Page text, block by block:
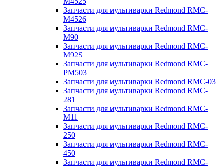
Запчасти для мультиварки Redmond RMC-
M4526
Запчасти для мультиварки Redmond RMC-
M90
Запчасти для мультиварки Redmond RMC-
M92S
Запчасти для мультиварки Redmond RMC-
PM503
Запчасти для мультиварки Redmond RMC-03
Запчасти для мультиварки Redmond RMC-
281
Запчасти для мультиварки Redmond RMC-
M11
Запчасти для мультиварки Redmond RMC-
250
Запчасти для мультиварки Redmond RMC-
450
Запчасти для мультиварки Redmond RMC-